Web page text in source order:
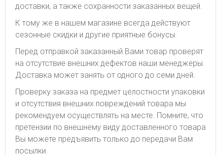
доставки, а также сохранности заказанных вещей.
К тому же в нашем магазине всегда действуют
сезонные скидки и другие приятные бонусы.
Перед отправкой заказанный Вами товар проверят
на отсутствие внешних дефектов наши менеджеры.
Доставка может занять от одного до семи дней.
Проверку заказа на предмет целостности упаковки
и отсутствия внешних повреждений товара мы
рекомендуем осуществлять на месте. Помните, что
претензии по внешнему виду доставленного товара
Вы можете предъявить только до передачи Вам
посылки.